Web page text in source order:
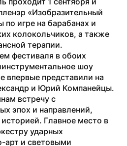
«Изобразительный
игре на барабанах и
колокольчиков, а также
терапии.
фестиваля в обоих
шоу
впервые представили на
и Юрий Компанейцы.
встречу с
эпох и направлений,
Главное место в
ударных
арт и световыми